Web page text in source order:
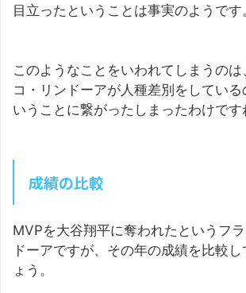
目立ったということは事実のようです
このようなことをいわれてしまうのは
コ・リンドーアが人種差別をしている
いうことに繋がったしまったわけです
成績の比較
MVPを大谷翔平に奪われたというフ
ドーアですが、その年の成績を比較
ょう。